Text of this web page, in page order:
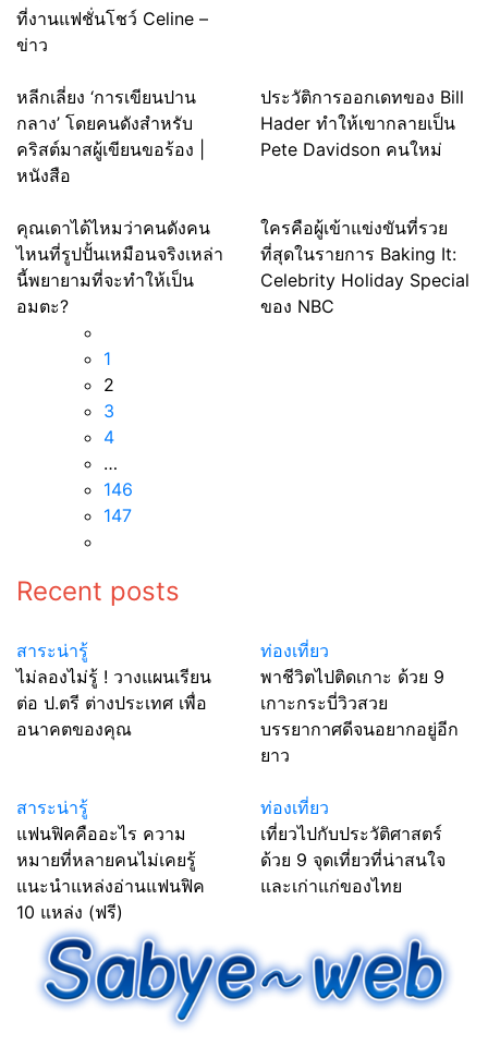
ที่งานแฟชั่นโชว์ Celine –
ข่าว
หลีกเลี่ยง ‘การเขียนปาน
กลาง’ โดยคนดังสำหรับ
คริสต์มาสผู้เขียนขอร้อง |
หนังสือ
ประวัติการออกเดทของ Bill
Hader ทำให้เขากลายเป็น
Pete Davidson คนใหม่
คุณเดาได้ไหมว่าคนดังคน
ไหนที่รูปปั้นเหมือนจริงเหล่า
นี้พยายามที่จะทำให้เป็น
อมตะ?
ใครคือผู้เข้าแข่งขันที่รวย
ที่สุดในรายการ Baking It:
Celebrity Holiday Special
ของ NBC
1
2
3
4
…
146
147
Recent posts
สาระน่ารู้
ไม่ลองไม่รู้ ! วางแผนเรียน
ต่อ ป.ตรี ต่างประเทศ เพื่อ
อนาคตของคุณ
ท่องเที่ยว
พาชีวิตไปติดเกาะ ด้วย 9
เกาะกระบี่วิวสวย
บรรยากาศดีจนอยากอยู่อีก
ยาว
สาระน่ารู้
แฟนฟิคคืออะไร ความ
หมายที่หลายคนไม่เคยรู้
แนะนำแหล่งอ่านแฟนฟิค
10 แหล่ง (ฟรี)
ท่องเที่ยว
เที่ยวไปกับประวัติศาสตร์
ด้วย 9 จุดเที่ยวที่น่าสนใจ
และเก่าแก่ของไทย